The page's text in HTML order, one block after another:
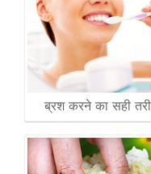
ब्रश करने का सही